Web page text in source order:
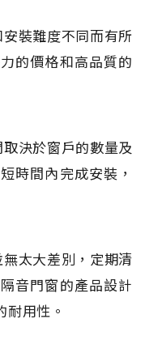
裝難度不同而有所
的價格和高品質的
決於窗戶的數量及
時間內完成安裝，
太大差別，定期清
音門窗的產品設計
用性。